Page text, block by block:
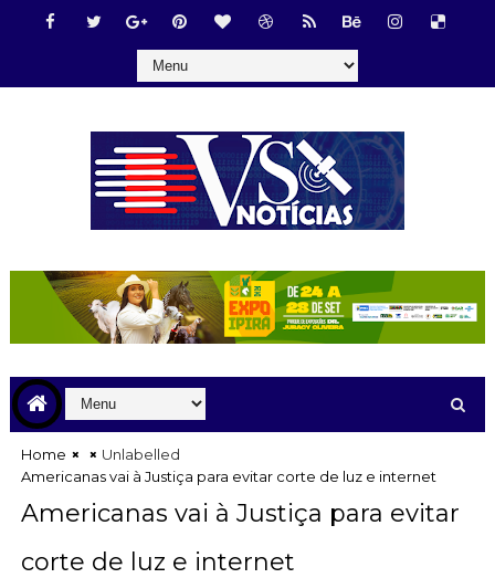
Home
Unlabelled
Americanas vai à Justiça para evitar corte de luz e internet
Americanas vai à Justiça para evitar
corte de luz e internet